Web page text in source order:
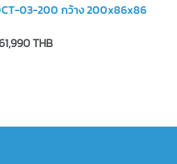
03-200 กว้าง 200x86x86
THB